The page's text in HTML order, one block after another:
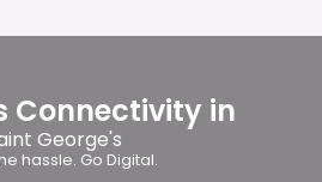
Connectivity in
George's
hassle. Go Digital.